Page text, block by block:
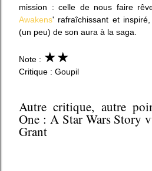
mission : celle de nous faire
Awakens' rafraîchissant et
(un peu) de son aura à la saga.
Note : ★★
Critique : Goupil
Autre critique, autre
One : A Star Wars Story
Grant